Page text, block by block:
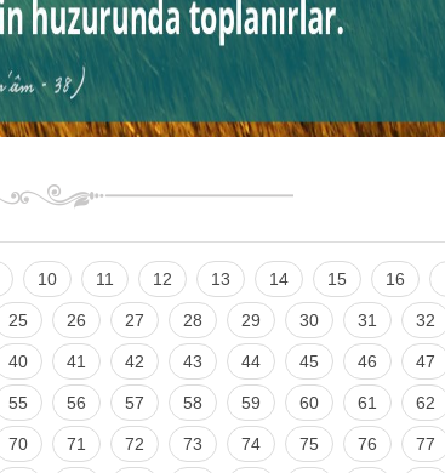
10 11 12 13 14 15 16
25 26 27 28 29 30 31 32
40 41 42 43 44 45 46 47
55 56 57 58 59 60 61 62
70 71 72 73 74 75 76 77